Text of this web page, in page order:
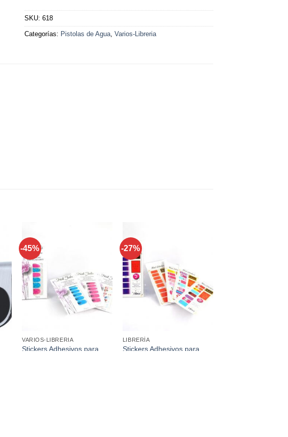
SKU:618
Categorías: Pistolas de Agua,Varios-Libreria
a
-45%
favoritos
VARIOS-LIBRERIA
Stickers Adhesivos para
-27%
Añadir a
favoritos
LIBRERÍA
Stickers Adhesivos para